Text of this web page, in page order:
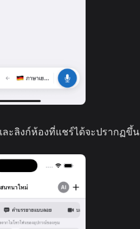
ละลิงก์ห้องที่แชร์ได้จะปรากฏขึ้น